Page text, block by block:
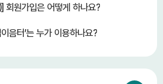
회원가입은 어떻게 하나요?
음터’는 누가 이용하나요?